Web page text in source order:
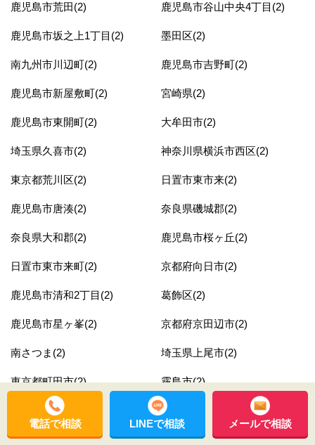
鹿児島市荒田(2) 鹿児島市谷山中央4丁目(2)
鹿児島市坂之上1丁目(2) 墨田区(2)
南九州市川辺町(2) 鹿児島市吉野町(2)
鹿児島市新屋敷町(2) 宮崎県(2)
鹿児島市東開町(2) 大牟田市(2)
埼玉県久喜市(2) 神奈川県横浜市西区(2)
東京都荒川区(2) 日置市東市来(2)
鹿児島市唐湊(2) 奈良県磯城郡(2)
奈良県大和郡(2) 鹿児島市桜ヶ丘(2)
日置市東市来町(2) 京都府向日市(2)
鹿児島市清和2丁目(2) 葛飾区(2)
鹿児島市星ヶ峯(2) 京都府京田辺市(2)
南さつま(2) 埼玉県上尾市(2)
東京都町田市(2) 霧島市(2)
鹿児島市西谷山(2) 鹿児島市鴨池(2)
神戸市北区(2) 埼玉県富士見市(2)
電話で相談 LINEで相談 メールで相談